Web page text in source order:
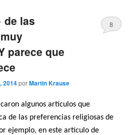
de las
parece que
2014porMartin Krause
8
algunos artículos que
de las preferencias religiosas de
ejemplo, en este artículo de